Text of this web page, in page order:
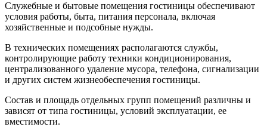
Служебные и бытовые помещения гостиницы обеспечивают
условия работы, быта, питания персонала, включая
хозяйственные и подсобные нужды.
В технических помещениях располагаются службы,
контролирующие работу техники кондиционирования,
централизованного удаление мусора, телефона, сигнализации
и других систем жизнеобеспечения гостиницы.
Состав и площадь отдельных групп помещений различны и
зависят от типа гостиницы, условий эксплуатации, ее
вместимости.